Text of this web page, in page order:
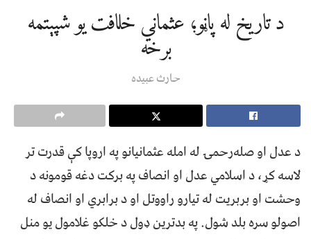
د تاریخ له پاڼو؛ عثماني خلافت یو شپېتمه
برخه
حارث عبیده
د عدل او صله‌رحمۍ له امله عثمانیانو په اروپا کې قدرت تر
لاسه کړ، د اسلامي عدل او انصاف په برکت دغه قومونه د
وحشت او بربریت له تیارو راووتل او د برابري او انصاف له
اصولو سره بلد شول. په بدترین ډول د خلکو غلامول یو منل